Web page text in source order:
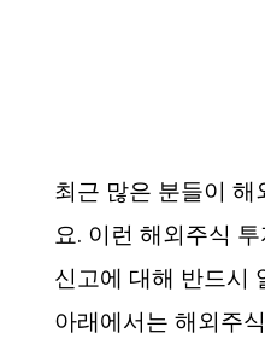
최근 많은 분들이
요. 이런 해외주식
신고에 대해 반드시
아래에서는 해외주